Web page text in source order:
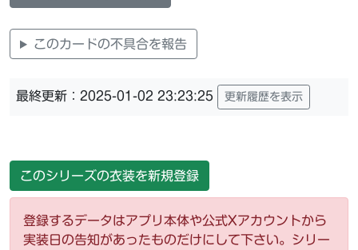
このカードの不具合を報告
最終更新：2025-01-02 23:23:25 更新履歴を表示
このシリーズの衣装を新規登録
登録するデータはアプリ本体や公式Xアカウントから
実装日の告知があったものだけにして下さい。シリー